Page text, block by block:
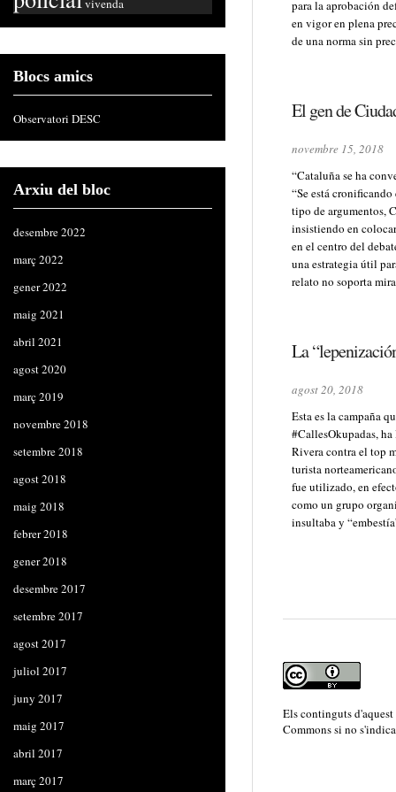
para la aprobación
en vigor en plena
de una norma sin
El gen de
novembre 15, 2018
“Cataluña se ha
“Se está
tipo de argumentos,
insistiendo en
en el centro del
una estrategia útil
relato no soporta
La
agost 20, 2018
Esta es la campaña
#CallesOkupadas,
Rivera contra el top
turista
fue utilizado, en
como un grupo
insultaba y
vivenda
Blocs amics
Observatori DESC
Arxiu del bloc
desembre 2022
març 2022
gener 2022
maig 2021
abril 2021
agost 2020
març 2019
novembre 2018
setembre 2018
agost 2018
maig 2018
febrer 2018
gener 2018
desembre 2017
setembre 2017
agost 2017
juliol 2017
juny 2017
maig 2017
abril 2017
març 2017
Els continguts
Commonssi no